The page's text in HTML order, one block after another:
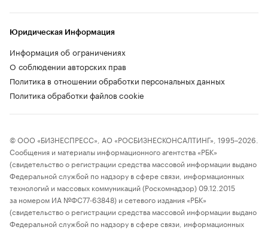
Юридическая Информация
Информация об ограничениях
О соблюдении авторских прав
Политика в отношении обработки персональных данных
Политика обработки файлов cookie
© ООО «БИЗНЕСПРЕСС», АО «РОСБИЗНЕСКОНСАЛТИНГ», 1995–2026.
Сообщения и материалы информационного агентства «РБК»
(свидетельство о регистрации средства массовой информации выдано
Федеральной службой по надзору в сфере связи, информационных
технологий и массовых коммуникаций (Роскомнадзор) 09.12.2015
за номером ИА №ФС77-63848) и сетевого издания «РБК»
(свидетельство о регистрации средства массовой информации выдано
Федеральной службой по надзору в сфере связи, информационных